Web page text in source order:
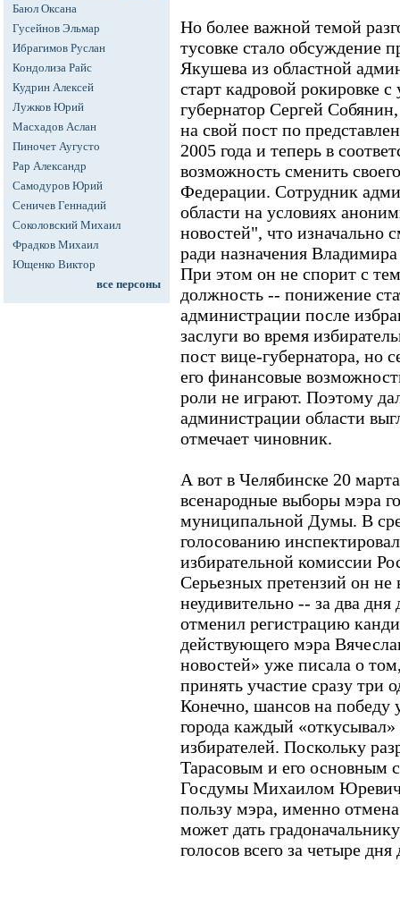
Баюл Оксана
Гусейнов Эльмар
Ибрагимов Руслан
Кондолиза Райс
Кудрин Алексей
Лужков Юрий
Масхадов Аслан
Пиночет Аугусто
Рар Александр
Самодуров Юрий
Сеничев Геннадий
Соколовский Михаил
Фрадков Михаил
Ющенко Виктор
все персоны
Но более важной темой
тусовке стало обсуждение
Якушева из областной
старт кадровой рокировке
губернатор Сергей
на свой пост по
2005 года и теперь в
возможность сменить
Федерации. Сотрудник
области на условиях
новостей", что изначально
ради назначения
При этом он не спорит с
должность -- понижение
администрации после
заслуги во время
пост вице-губернатора, но
его финансовые
роли не играют. Поэтому
администрации области
отмечает чиновник.
А вот в Челябинске 20
всенародные выборы мэра
муниципальной Думы. В
голосованию
избирательной комиссии
Серьезных претензий он не
неудивительно -- за два
отменил регистрацию
действующего мэра
новостей» уже писала о
принять участие сразу три
Конечно, шансов на победу
города каждый
избирателей. Поскольку
Тарасовым и его основным
Госдумы Михаилом
пользу мэра, именно
может дать
голосов всего за четыре